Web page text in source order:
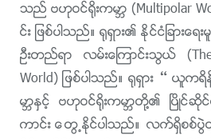
သည္ ဗဟုဝင္႐ိုးကမာၻ (Multipolar
င္း ျဖစ္ပါသည္။ ႐ုရွား၏ ႏိုင္ငံျခားေရ
ဦးတည္ရာ လမ္းေၾကာင္းသြယ္
World) ျဖစ္ပါသည္။ ႐ုရွား – ယူက
မာၻႏွင့္ ဗဟုဝင္႐ိုးကမာၻတို႔၏ ၿပိဳင္ဆို
ကာင္း ေတြ႕ႏိုင္ပါသည္။ လက္ရွိစစ္ပ